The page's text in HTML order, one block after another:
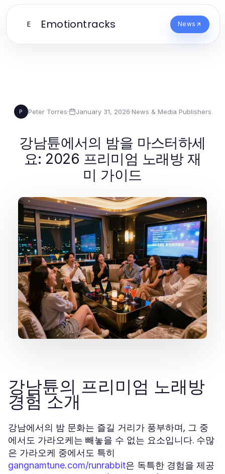
E Emotiontracks News
P Peter Torres· January 31, 2026·News & Media Publishers
강남튠에서의 밤을 마스터하세
요: 2026 프리미엄 노래방 재
미 가이드
강남튠의 프리미엄 노래방
경험 소개
강남에서의 밤 문화는 즐길 거리가 풍부하며, 그 중
에서도 가라오케는 빼놓을 수 없는 요소입니다. 수많
은 가라오케 중에서도 특히
gangnamtune.com/runrabbit은 독특한 경험을 제공